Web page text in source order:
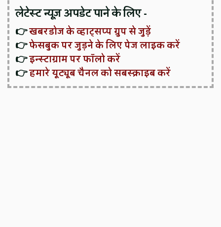
लेटेस्ट न्यूज़ अपडेट पाने के लिए -
👉खबरडोज के व्हाट्सप्प ग्रुप से जुड़ें
👉फेसबुक पर जुड़ने के लिए पेज लाइक करें
👉इन्स्टाग्राम पर फॉलो करें
👉हमारे यूट्यूब चैनल को सबस्क्राइब करें